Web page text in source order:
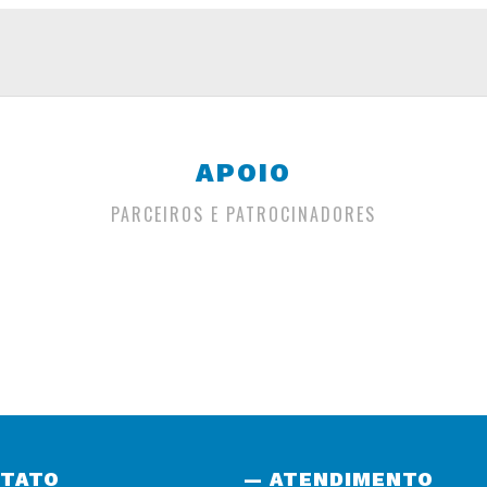
APOIO
PARCEIROS E PATROCINADORES
— ATENDIMENTO